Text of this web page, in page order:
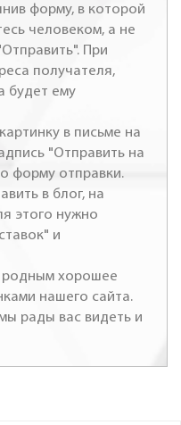
форму, в которой
человеком, а не
При
получателя,
будет ему
в письме на
"Отправить на
форму отправки.
в блог, на
этого нужно
и
родным хорошее
нашего сайта.
рады вас видеть и